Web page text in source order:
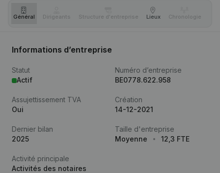
Général Dirigeants Structure d'entreprise Lieux Chronologie
Informations d’entreprise
Statut
Actif
Numéro d’entreprise
BE0778.622.958
Assujettissement TVA
Oui
Création
14-12-2021
Dernier bilan
2025
Taille d'entreprise
Moyenne
12,3 FTE
Activité principale
Activités des notaires